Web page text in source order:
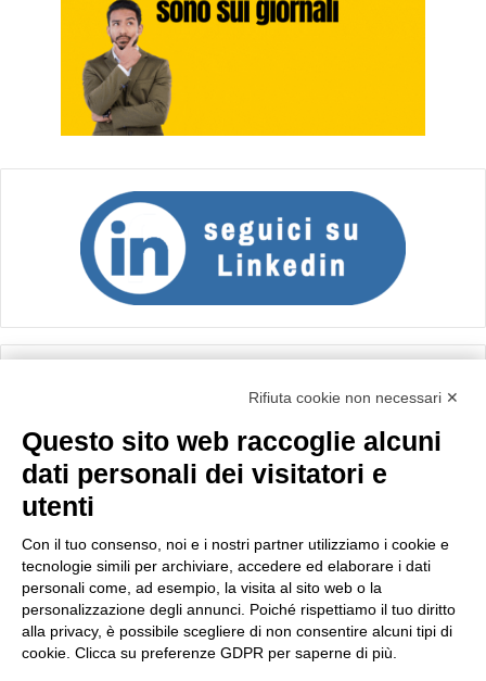
Importo netto (€):
Calcola
Rifiuta cookie non necessari ✕
Questo sito web raccoglie alcuni
dati personali dei visitatori e
utenti
Con il tuo consenso, noi e i nostri partner utilizziamo i cookie e
tecnologie simili per archiviare, accedere ed elaborare i dati
personali come, ad esempio, la visita al sito web o la
personalizzazione degli annunci. Poiché rispettiamo il tuo diritto
alla privacy, è possibile scegliere di non consentire alcuni tipi di
cookie. Clicca su preferenze GDPR per saperne di più.